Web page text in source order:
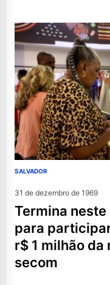
SALVADOR
31 de dezembro de 1969
termina neste domingo (31) prazo
para
r$ 1 milhão da
secom